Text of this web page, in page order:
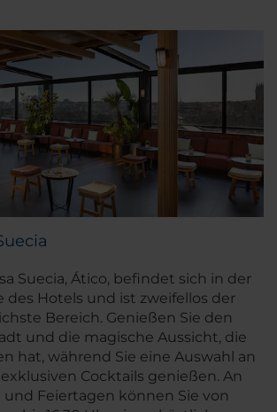
Suecia, Ático, befindet sich in der
des Hotels und ist zweifellos der
Bereich. Genießen Sie den
und die magische Aussicht, die
hat, während Sie eine Auswahl an
Cocktails genießen. An
Feiertagen können Sie von